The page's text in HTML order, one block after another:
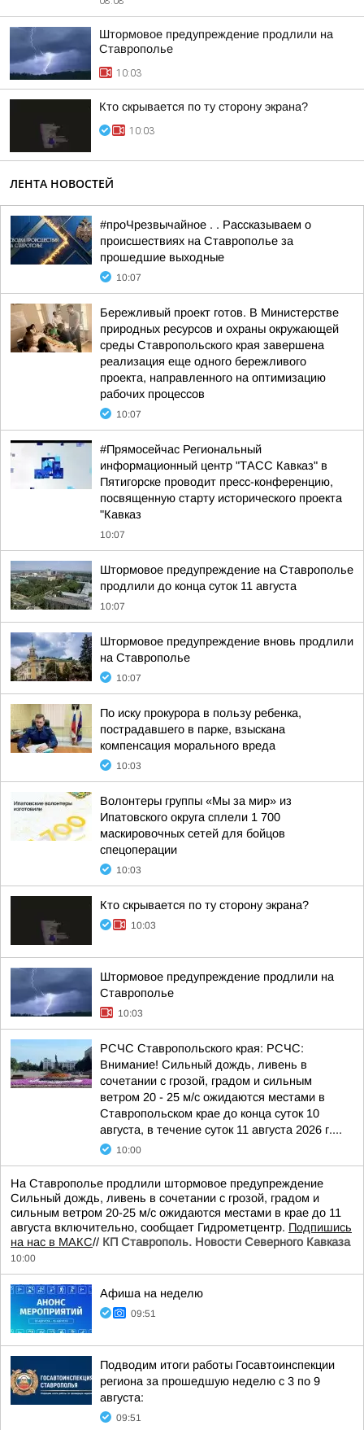
Штормовое предупреждение продлили на
Ставрополье
10:03
Кто скрывается по ту сторону экрана?
10:03
ЛЕНТА НОВОСТЕЙ
#проЧрезвычайное . . Рассказываем о
происшествиях на Ставрополье за
прошедшие выходные
10:07
Бережливый проект готов. В Министерстве
природных ресурсов и охраны окружающей
среды Ставропольского края завершена
реализация еще одного бережливого
проекта, направленного на оптимизацию
рабочих процессов
10:07
#Прямосейчас Региональный
информационный центр "ТАСС Кавказ" в
Пятигорске проводит пресс-конференцию,
посвященную старту исторического проекта
"Кавказ
10:07
Штормовое предупреждение на Ставрополье
продлили до конца суток 11 августа
10:07
Штормовое предупреждение вновь продлили
на Ставрополье
10:07
По иску прокурора в пользу ребенка,
пострадавшего в парке, взыскана
компенсация морального вреда
10:03
Волонтеры группы «Мы за мир» из
Ипатовского округа сплели 1 700
маскировочных сетей для бойцов
спецоперации
10:03
Кто скрывается по ту сторону экрана?
10:03
Штормовое предупреждение продлили на
Ставрополье
10:03
РСЧС Ставропольского края: РСЧС:
Внимание! Сильный дождь, ливень в
сочетании с грозой, градом и сильным
ветром 20 - 25 м/с ожидаются местами в
Ставропольском крае до конца суток 10
августа, в течение суток 11 августа 2026 г....
10:00
На Ставрополье продлили штормовое предупреждение
Сильный дождь, ливень в сочетании с грозой, градом и
сильным ветром 20-25 м/с ожидаются местами в крае до 11
августа включительно, сообщает Гидрометцентр. Подпишись
на нас в МАКС// КП Ставрополь. Новости Северного Кавказа
10:00
Афиша на неделю
09:51
Подводим итоги работы Госавтоинспекции
региона за прошедшую неделю с 3 по 9
августа:
09:51